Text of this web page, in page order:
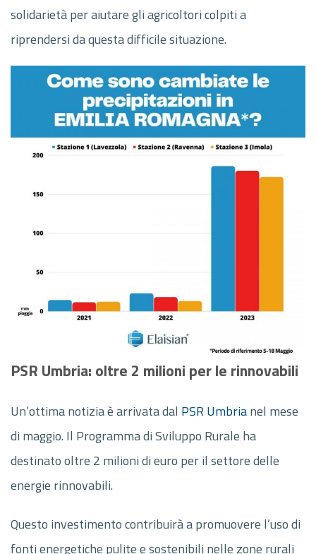
solidarietà per aiutare gli agricoltori colpiti a
riprendersi da questa difficile situazione.
PSR Umbria: oltre 2 milioni per le rinnovabili
Un’ottima notizia è arrivata dal PSR Umbrianel mese
di maggio. Il Programma di Sviluppo Rurale ha
destinato oltre 2 milioni di euro per il settore delle
energie rinnovabili.
Questo investimento contribuirà a promuovere l’uso di
fonti energetiche pulite e sostenibili nelle zone rurali